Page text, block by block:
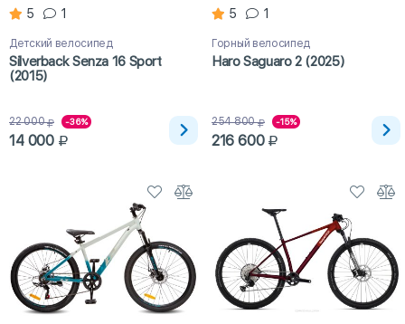
5 1
Детский велосипед
Silverback Senza 16 Sport
(2015)
22 000 -36%
14 000
5 1
Горный велосипед
Haro Saguaro 2 (2025)
254 800 -15%
216 600